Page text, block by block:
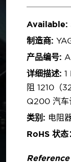
Available:
制造商:
产品编号:
详细描述: 1
阻 1210（
Q200 汽车
类别: 电阻
RoHS 状态